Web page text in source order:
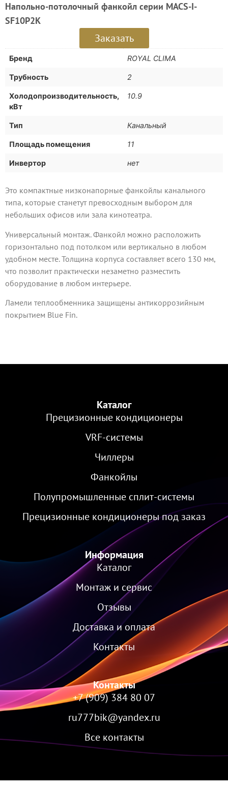
Напольно-потолочный фанкойл серии MACS-I-
SF10P2K
Заказать
Бренд ROYAL CLIMA
Трубность 2
Холодопроизводительность,
кВт
10.9
Тип Канальный
Площадь помещения 11
Инвертор нет
Это компактные низконапорные фанкойлы канального
типа, которые станетут превосходным выбором для
небольших офисов или зала кинотеатра.
Универсальный монтаж. Фанкойл можно расположить
горизонтально под потолком или вертикально в любом
удобном месте. Толщина корпуса составляет всего 130 мм,
что позволит практически незаметно разместить
оборудование в любом интерьере.
Ламели теплообменника защищены антикоррозийным
покрытием Blue Fin.
Каталог
Прецизионные кондиционеры
VRF-cистемы
Чиллеры
Фанкойлы
Полупромышленные сплит-системы
Прецизионные кондиционеры под заказ
Информация
Каталог
Монтаж и сервис
Отзывы
Доставка и оплата
Контакты
Контакты
+7 (909) 384 80 07
ru777bik@yandex.ru
Все контакты